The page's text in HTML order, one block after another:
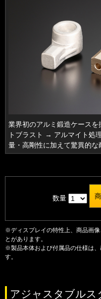
業界初のアルミ鍛造ケース
トブラスト → アルマイト処
量・高剛性に加えて驚異的な
数量
※ディスプレイの特性上、商品画
とがあります。
※製品本体および付属品の仕様は
す。
アジャスタブルス